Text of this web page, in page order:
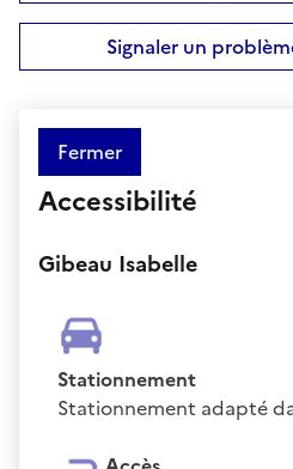
Signaler un
Fermer
Accessibilité
Gibeau Isabelle
Stationnement
Stationnement adapté